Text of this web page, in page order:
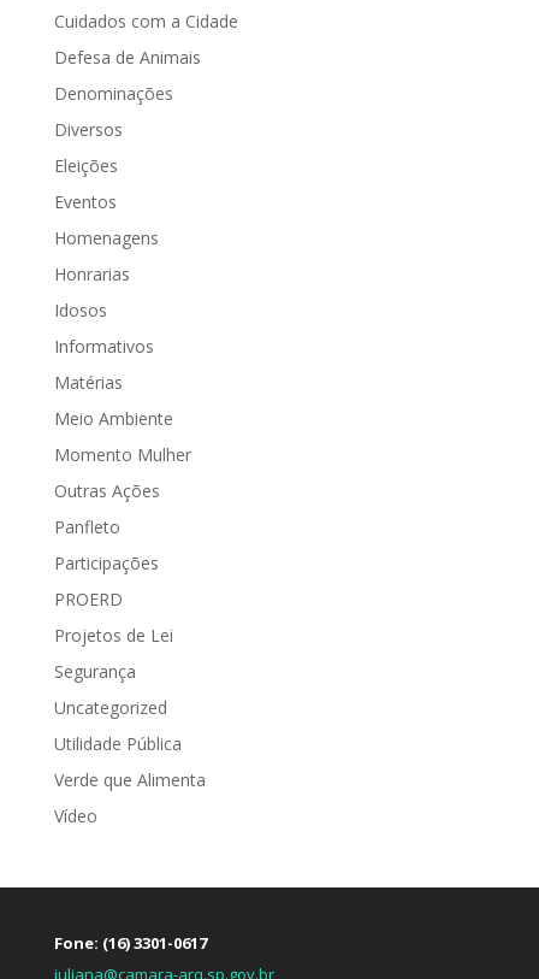
Cuidados com a Cidade
Defesa de Animais
Denominações
Diversos
Eleições
Eventos
Homenagens
Honrarias
Idosos
Informativos
Matérias
Meio Ambiente
Momento Mulher
Outras Ações
Panfleto
Participações
PROERD
Projetos de Lei
Segurança
Uncategorized
Utilidade Pública
Verde que Alimenta
Vídeo
Fone: (16) 3301-0617
juliana@camara-arq.sp.gov.br